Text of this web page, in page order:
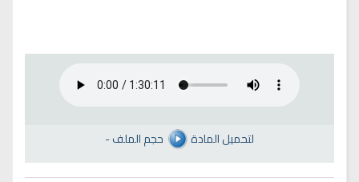
- لتحميل المادة حجم الملف